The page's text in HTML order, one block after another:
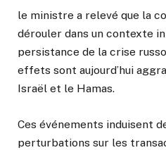
le ministre a relevé que la
dérouler dans un contexte
persistance de la crise
effets sont aujourd’hui
Israël et le Hamas.
Ces événements induisent
perturbations sur les